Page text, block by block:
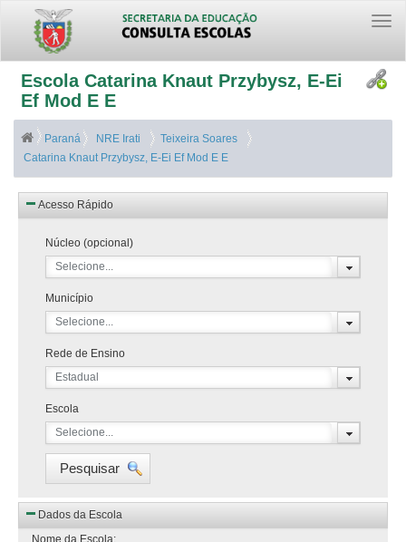
Escola Catarina Knaut Przybysz, E-Ei
Ef Mod E E
Paraná NRE Irati
Teixeira Soares
Catarina Knaut Przybysz, E-Ei Ef Mod E E
Acesso Rápido
Núcleo (opcional)
Selecione...
Município
Selecione...
Rede de Ensino
Estadual
Escola
Selecione...
Pesquisar
Dados da Escola
Nome da Escola: